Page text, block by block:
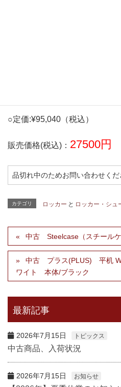
○定価:¥95,040（税込）
販売価格(税込)： 27500円
品切れ中のためお問い合わせくだ
カテゴリ ロッカー と ロッカー・シュ
中古 Steelcase（スチール
中古 プラス(PLUS) 平机
ワイト 本体/ブラック
最新記事
2026年7月15日 トピックス
中古商品、入荷状況
2026年7月15日 お知らせ